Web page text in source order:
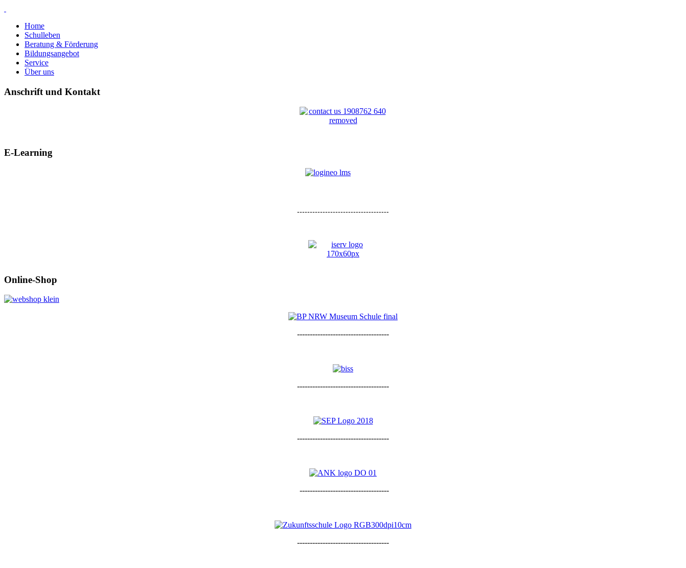
Home
Schulleben
Beratung & Förderung
Bildungsangebot
Service
Über uns
Anschrift und Kontakt
E-Learning
------------------------------------
Online-Shop
------------------------------------
------------------------------------
------------------------------------
-----------------------------------
------------------------------------